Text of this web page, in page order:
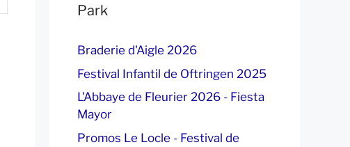
Park
Braderie d'Aigle 2026
Festival Infantil de Oftringen 2025
L'Abbaye de Fleurier 2026 - Fiesta
Mayor
Promos Le Locle - Festival de